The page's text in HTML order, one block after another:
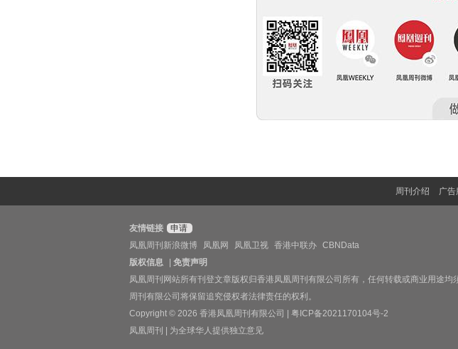
周刊介绍 广告
友情链接
申请
凤凰周刊新浪微博
凤凰网 凤凰卫视 香港中联办 CBNData
版权信息
| 免责声明
凤凰周刊网站所有刊登文章版权归香港凤凰周刊有限公司所有，任何转载或商业用途
周刊有限公司将保留追究侵权者法律责任的权利。
Copyright © 2026 香港凤凰周刊有限公司 | 粤ICP备2021170104号-2
凤凰周刊 | 为全球华人提供独立意见